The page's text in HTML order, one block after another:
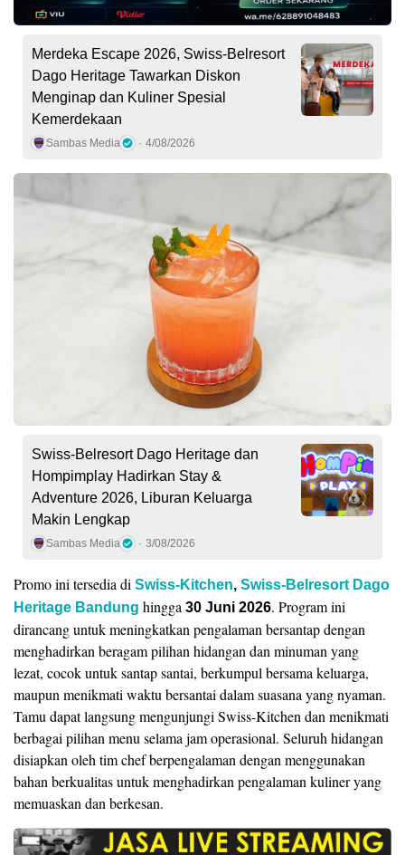
Merdeka Escape 2026, Swiss-Belresort
Dago Heritage Tawarkan Diskon
Menginap dan Kuliner Spesial
Kemerdekaan
Sambas Media 4/08/2026
Swiss-Belresort Dago Heritage dan
Hompimplay Hadirkan Stay &
Adventure 2026, Liburan Keluarga
Makin Lengkap
Sambas Media 3/08/2026
Promo ini tersedia di Swiss-Kitchen, Swiss-Belresort Dago
Heritage Bandung hingga 30 Juni 2026. Program ini
dirancang untuk meningkatkan pengalaman bersantap dengan
menghadirkan beragam pilihan hidangan dan minuman yang
lezat, cocok untuk santap santai, berkumpul bersama keluarga,
maupun menikmati waktu bersantai dalam suasana yang nyaman.
Tamu dapat langsung mengunjungi Swiss-Kitchen dan menikmati
berbagai pilihan menu selama jam operasional. Seluruh hidangan
disiapkan oleh tim chef berpengalaman dengan menggunakan
bahan berkualitas untuk menghadirkan pengalaman kuliner yang
memuaskan dan berkesan.